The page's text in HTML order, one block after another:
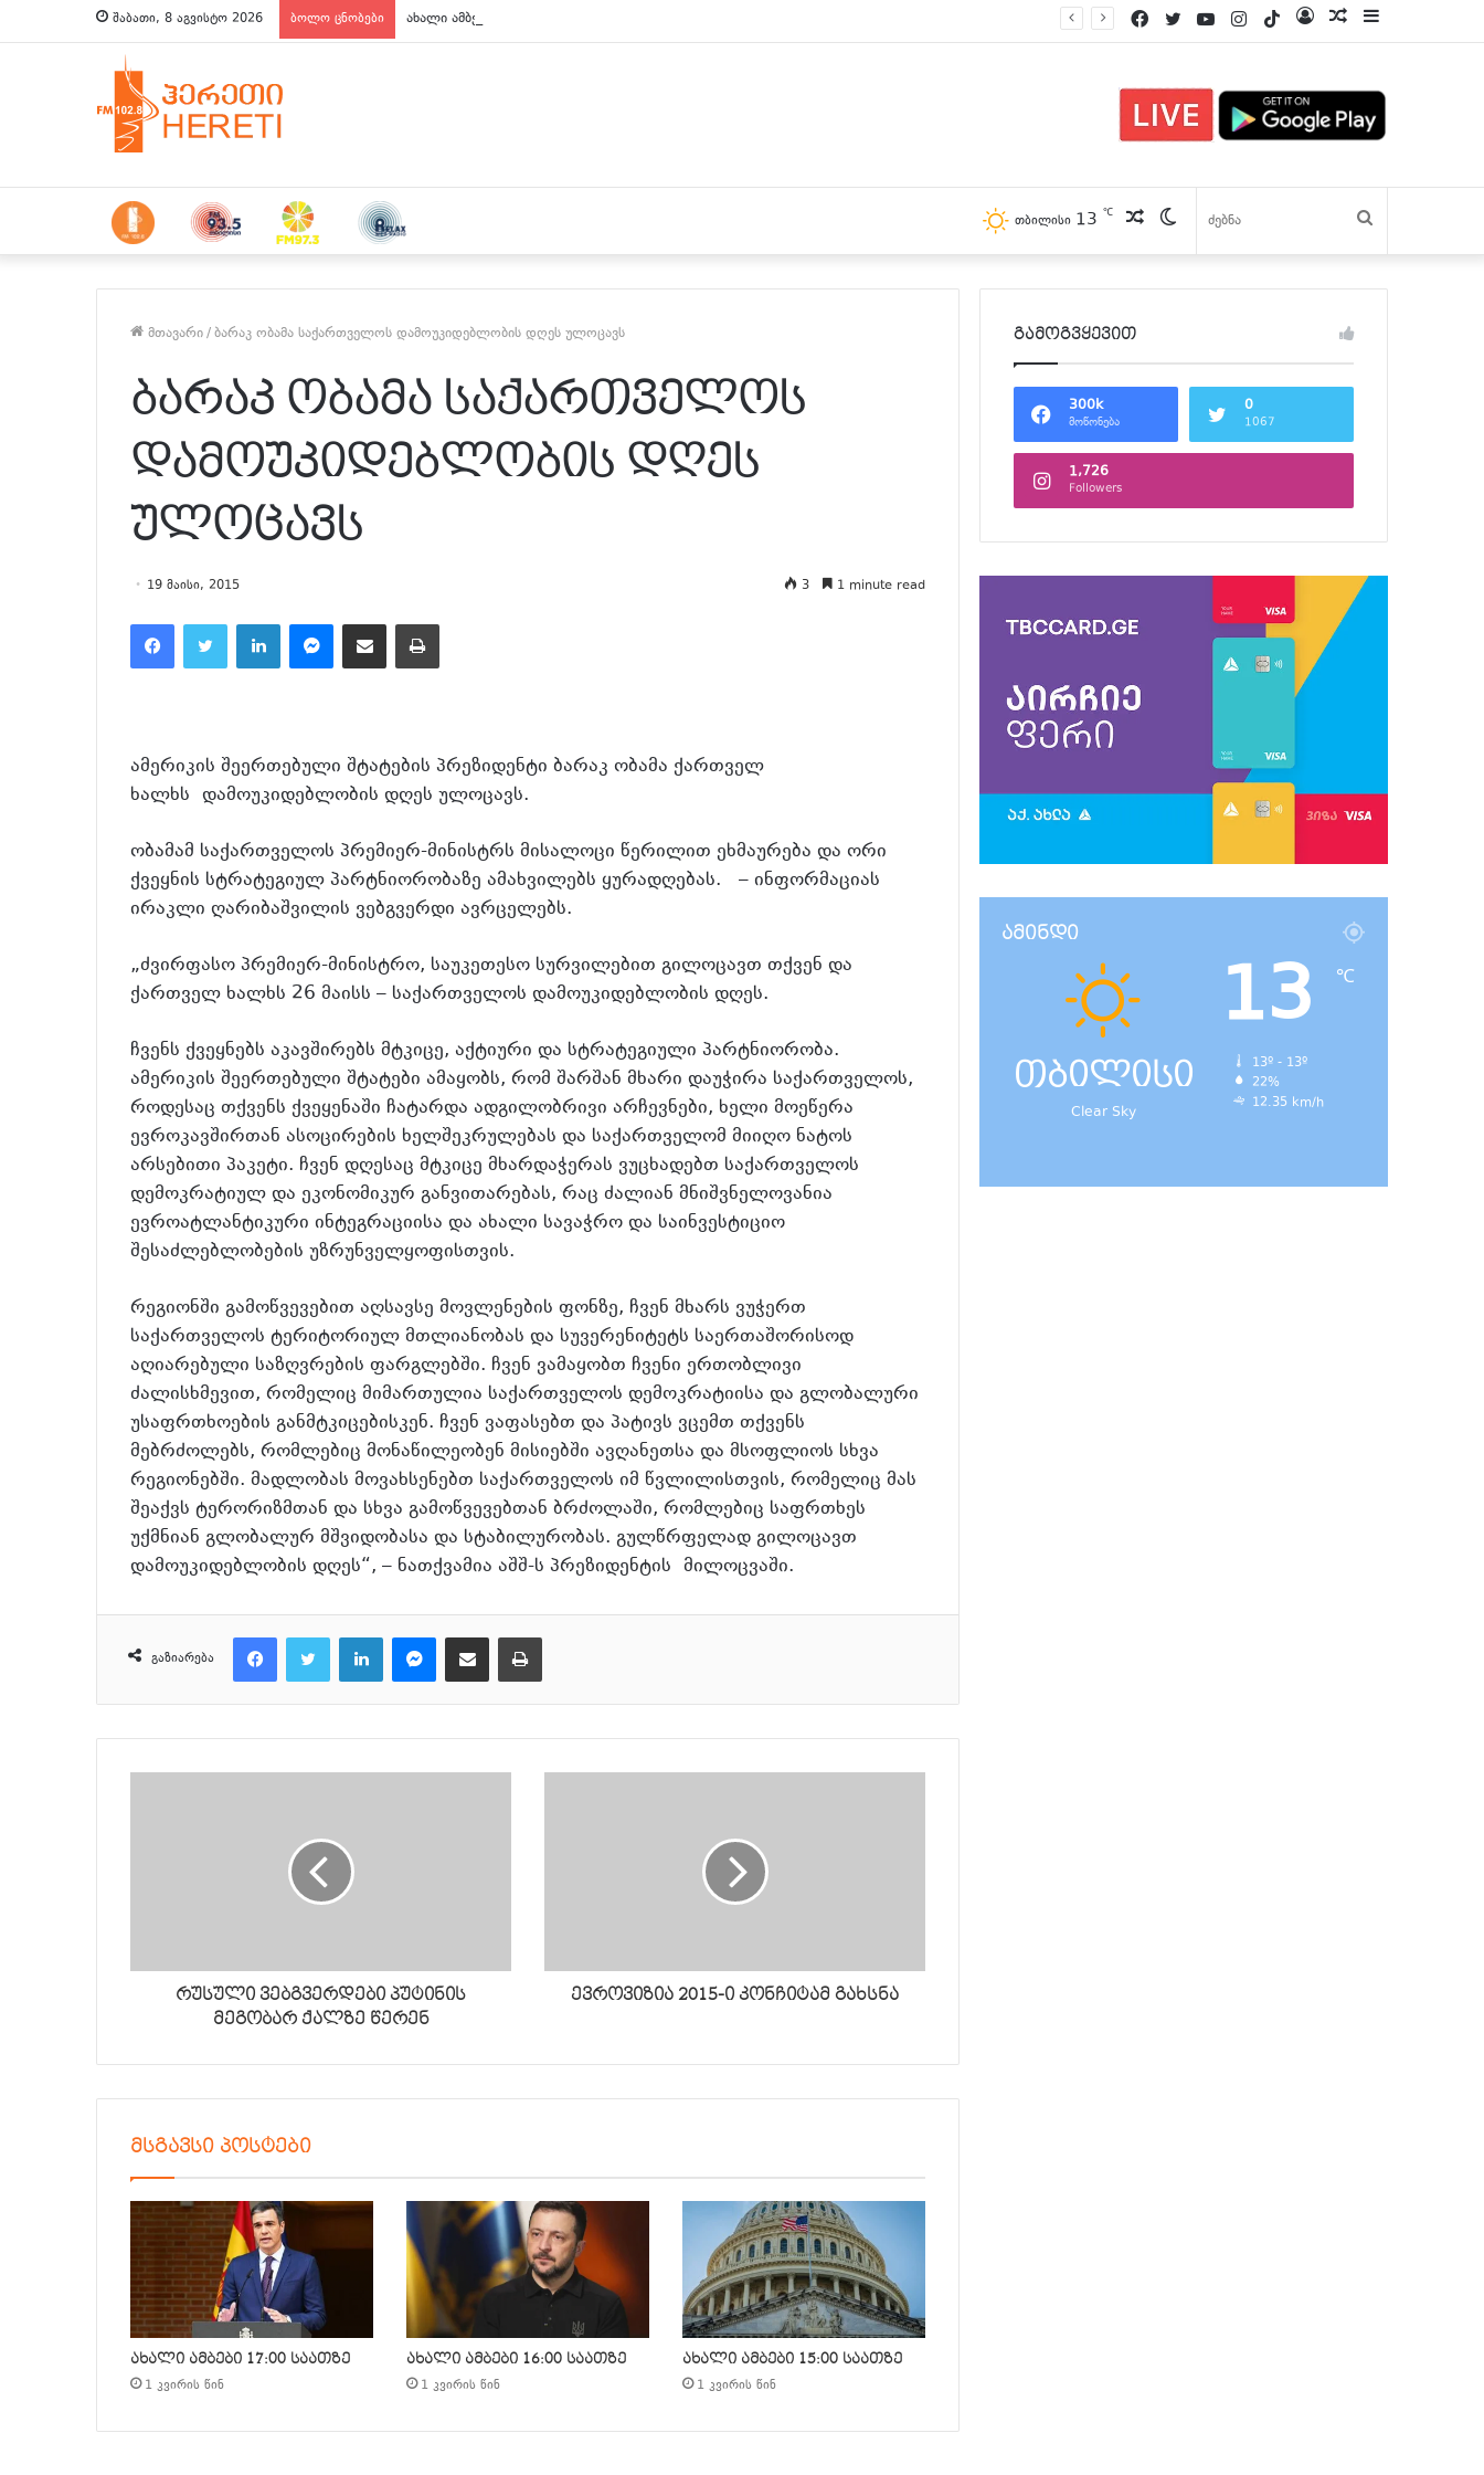
შაბათი, 8 აგვისტო 2026 ბოლო ცნობები ახალი ამბები 15:00 საათზე პოსტები
Log
TikTok
Instagram
YouTube
Twitter
Facebook
Switch
skin
პოსტები
თბილისი 13 ℃
მთავარი/ბარაკ ობამა საქართველოს დამოუკიდებლობის დღეს ულოცავს
ბარაკ ობამა საქართველოს
დამოუკიდებლობის დღეს
ულოცავს
19 მაისი, 2015 3 1 minute read
ამერიკის შეერთებული შტატების პრეზიდენტი ბარაკ ობამა ქართველ
ხალხს დამოუკიდებლობის დღეს ულოცავს.
ობამამ საქართველოს პრემიერ-მინისტრს მისალოცი წერილით ეხმაურება და ორი
ქვეყნის სტრატეგიულ პარტნიორობაზე ამახვილებს ყურადღებას. – ინფორმაციას
ირაკლი ღარიბაშვილის ვებგვერდი ავრცელებს.
„ძვირფასო პრემიერ-მინისტრო, საუკეთესო სურვილებით გილოცავთ თქვენ და
ქართველ ხალხს 26 მაისს – საქართველოს დამოუკიდებლობის დღეს.
ჩვენს ქვეყნებს აკავშირებს მტკიცე, აქტიური და სტრატეგიული პარტნიორობა.
ამერიკის შეერთებული შტატები ამაყობს, რომ შარშან მხარი დაუჭირა საქართველოს,
როდესაც თქვენს ქვეყენაში ჩატარდა ადგილობრივი არჩევნები, ხელი მოეწერა
ევროკავშირთან ასოცირების ხელშეკრულებას და საქართველომ მიიღო ნატოს
არსებითი პაკეტი. ჩვენ დღესაც მტკიცე მხარდაჭერას ვუცხადებთ საქართველოს
დემოკრატიულ და ეკონომიკურ განვითარებას, რაც ძალიან მნიშვნელოვანია
ევროატლანტიკური ინტეგრაციისა და ახალი სავაჭრო და საინვესტიციო
შესაძლებლობების უზრუნველყოფისთვის.
რეგიონში გამოწვევებით აღსავსე მოვლენების ფონზე, ჩვენ მხარს ვუჭერთ
საქართველოს ტერიტორიულ მთლიანობას და სუვერენიტეტს საერთაშორისოდ
აღიარებული საზღვრების ფარგლებში. ჩვენ ვამაყობთ ჩვენი ერთობლივი
ძალისხმევით, რომელიც მიმართულია საქართველოს დემოკრატიისა და გლობალური
უსაფრთხოების განმტკიცებისკენ. ჩვენ ვაფასებთ და პატივს ვცემთ თქვენს
მებრძოლებს, რომლებიც მონაწილეობენ მისიებში ავღანეთსა და მსოფლიოს სხვა
რეგიონებში. მადლობას მოვახსენებთ საქართველოს იმ წვლილისთვის, რომელიც მას
შეაქვს ტერორიზმთან და სხვა გამოწვევებთან ბრძოლაში, რომლებიც საფრთხეს
უქმნიან გლობალურ მშვიდობასა და სტაბილურობას. გულწრფელად გილოცავთ
დამოუკიდებლობის დღეს“, – ნათქვამია აშშ-ს პრეზიდენტის მილოცვაში.
გაზიარება
რუსული ვებგვერდები პუტინის
მეგობარ ქალზე წერენ
ევროვიზია 2015-ი კონჩიტამ გახსნა
მსგავსი პოსტები
ახალი ამბები 17:00 საათზე
1 კვირის წინ
ახალი ამბები 16:00 საათზე
1 კვირის წინ
ახალი ამბები 15:00 საათზე
1 კვირის წინ
გამოგვყევით
300k
მოწონება
0
1067
1,726
Followers
ამინდი
თბილისი
Clear Sky
13 ℃
13º - 13º
22%
12.35 km/h